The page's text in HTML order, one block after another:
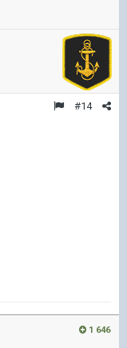
#14
1 646